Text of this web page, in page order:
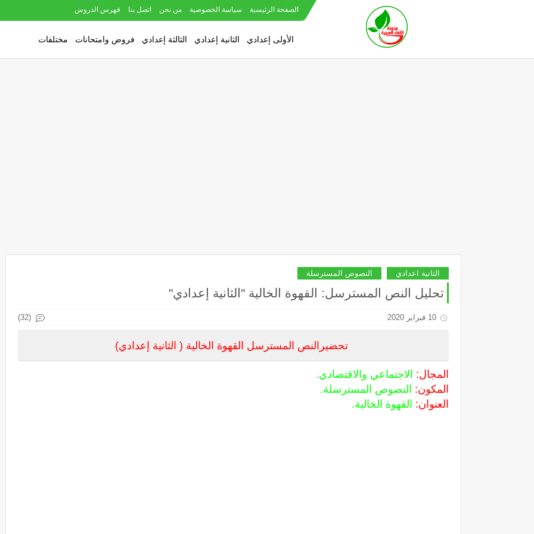
الصفحة الرئيسية سياسة الخصوصية من نحن اتصل بنا فهرس الدروس
الأولى إعدادي الثانية إعدادي الثالثة إعدادي فروض وامتحانات مختلفات
الثانية اعدادي النصوص المسترسلة
تحليل النص المسترسل: القهوة الخالية "الثانية إعدادي"
10 فبراير 2020 (32)
تحضيرالنص المسترسل القهوة الخالية ( الثانية إعدادي)
المجال: الاجتماعي والاقتصادي.
المكون: النصوص المسترسلة.
العنوان: القهوة الخالية.